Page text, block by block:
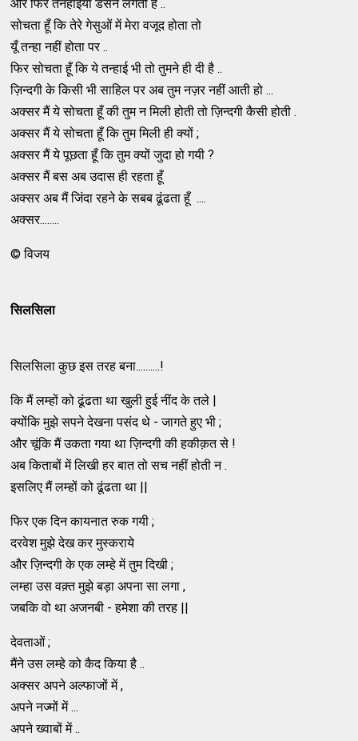
और फिर तनहाइयाँ डसने लगती है ..
सोचता हूँ कि तेरे गेसुओं में मेरा वजूद होता तो
यूँ तन्हा नहीं होता पर ..
फिर सोचता हूँ कि ये तन्हाई भी तो तुमने ही दी है ..
ज़िन्दगी के किसी भी साहिल पर अब तुम नज़र नहीं आती हो ...
अक्सर मैं ये सोचता हूँ की तुम न मिली होती तो ज़िन्दगी कैसी होती .
अक्सर मैं ये सोचता हूँ कि तुम मिली ही क्यों ;
अक्सर मैं ये पूछता हूँ कि तुम क्यों जुदा हो गयी ?
अक्सर मैं बस अब उदास ही रहता हूँ
अक्सर अब मैं जिंदा रहने के सबब ढूंढता हूँ ....
अक्सर........
© विजय
सिलसिला
सिलसिला कुछ इस तरह बना..........!
कि मैं लम्हों को ढूंढता था खुली हुई नींद के तले |
क्योंकि मुझे सपने देखना पसंद थे - जागते हुए भी ;
और चूंकि मैं उकता गया था ज़िन्दगी की हकीक़त से !
अब किताबों में लिखी हर बात तो सच नहीं होती न .
इसलिए मैं लम्हों को ढूंढता था ||
फिर एक दिन कायनात रुक गयी ;
दरवेश मुझे देख कर मुस्कराये
और ज़िन्दगी के एक लम्हे में तुम दिखी ;
लम्हा उस वक़्त मुझे बड़ा अपना सा लगा ,
जबकि वो था अजनबी - हमेशा की तरह ||
देवताओं ;
मैंने उस लम्हे को कैद किया है ..
अक्सर अपने अल्फाजों में ,
अपने नज्मों में ...
अपने ख्वाबों में ..